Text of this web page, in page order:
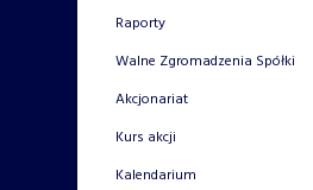
Raporty
Walne Zgromadzenia Spółki
Akcjonariat
Kurs akcji
Kalendarium